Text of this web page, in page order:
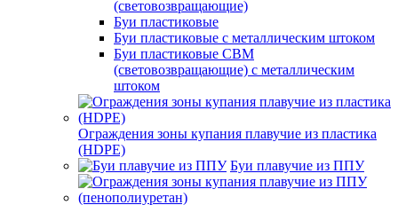
(световозвращающие)
Буи пластиковые
Буи пластиковые с металлическим штоком
Буи пластиковые СВМ
(световозвращающие) с металлическим
штоком
Ограждения зоны купания плавучие из пластика
(HDPE)
Буи плавучие из ППУ